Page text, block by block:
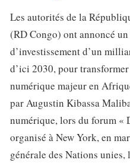
Les autorités de la
(RD Congo) ont annoncé
d’investissement d’un
d’ici 2030, pour
numérique majeur en
par Augustin Kibassa
numérique, lors du forum «
organisé à New York, en
générale des Nations unies,